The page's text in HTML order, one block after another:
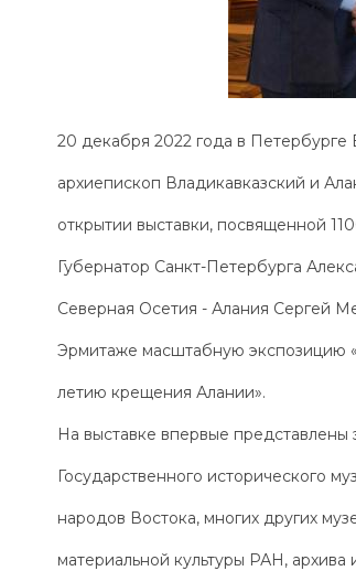
20 декабря 2022 года в
архиепископ Владикавказский и
открытии выставки, посвященной
Губернатор Санкт-Петербурга
Северная Осетия - Алания Сергей
Эрмитаже масштабную экспозицию
летию крещения Алании».
На выставке впервые
Государственного исторического
народов Востока, многих других
материальной культуры РАН,